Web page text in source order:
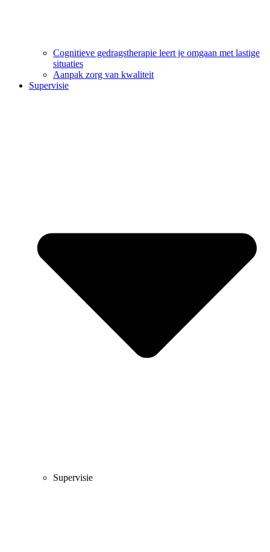
Cognitieve gedragstherapie leert je omgaan met lastige
situaties
Aanpak zorg van kwaliteit
Supervisie
Supervisie